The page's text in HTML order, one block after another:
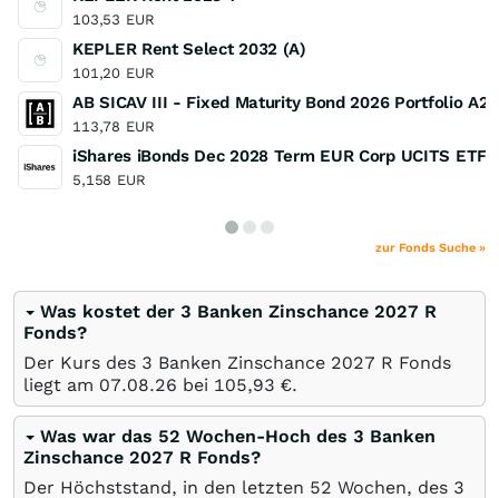
103,53 EUR
KEPLER Rent Select 2032 (A)
101,20 EUR
AB SICAV III - Fixed Maturity Bond 2026 Portfolio A2
113,78 EUR
iShares iBonds Dec 2028 Term EUR Corp UCITS ETF
5,158 EUR
zur Fonds Suche »
Was kostet der 3 Banken Zinschance 2027 R
Fonds?
Der Kurs des 3 Banken Zinschance 2027 R Fonds
liegt am 07.08.26 bei 105,93 €.
Was war das 52 Wochen-Hoch des 3 Banken
Zinschance 2027 R Fonds?
Der Höchststand, in den letzten 52 Wochen, des 3